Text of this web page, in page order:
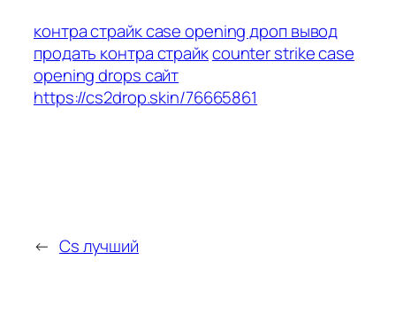
контра страйк case opening дроп вывод
продать контра страйкcounter strike case
opening drops сайт
https://cs2drop.skin/76665861
← Cs лучший